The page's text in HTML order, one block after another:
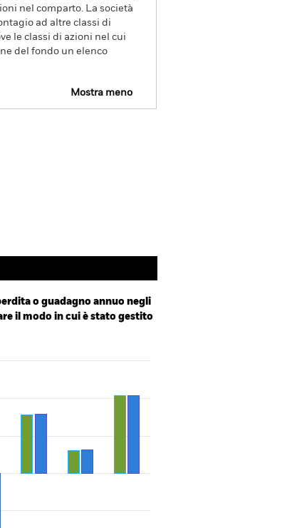
nel comparto. La società
ad altre classi di
le classi di azioni nel cui
del fondo un elenco
Mostra meno
o guadagno annuo negli
il modo in cui è stato gestito